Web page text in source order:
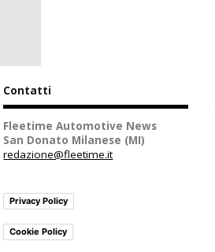
Contatti
Fleetime Automotive News
San Donato Milanese (MI)
redazione@fleetime.it
Privacy Policy
Cookie Policy